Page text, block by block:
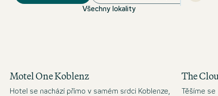
Všechny lokality
Motel One Koblenz
Hotel se nachází přímo v samém srdci Koblenze,
The
Těšíme